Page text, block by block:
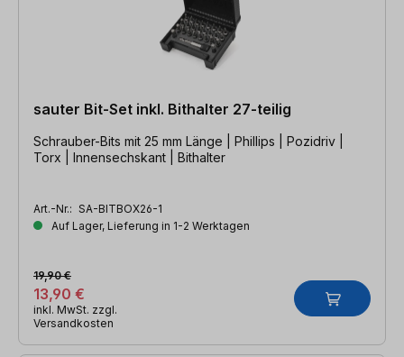
sauter Bit-Set inkl. Bithalter 27-teilig
Schrauber-Bits mit 25 mm Länge | Phillips | Pozidriv |
Torx | Innensechskant | Bithalter
Art.-Nr.: SA-BITBOX26-1
Auf Lager, Lieferung in 1-2 Werktagen
13,90 €
19,90 €
inkl. MwSt. zzgl.
Versandkosten